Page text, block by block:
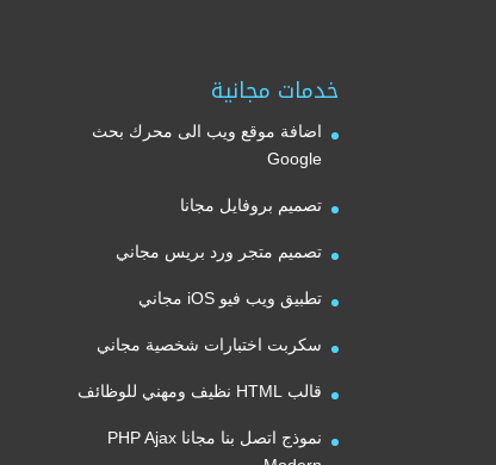
خدمات مجانية
اضافة موقع ويب الى محرك بحث
Google
تصميم بروفايل مجانا
تصميم متجر ورد بريس مجاني
تطبيق ويب فيو iOS مجاني
سكربت اختبارات شخصية مجاني
قالب HTML نظيف ومهني للوظائف
نموذج اتصل بنا مجانا PHP Ajax